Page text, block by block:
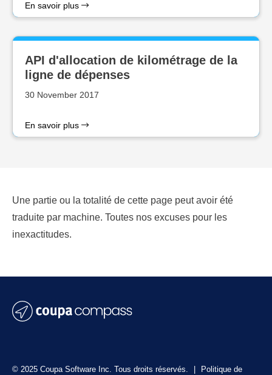
En savoir plus
API d'allocation de kilométrage de la
ligne de dépenses
30 November 2017
En savoir plus
Une partie ou la totalité de cette page peut avoir été
traduite par machine. Toutes nos excuses pour les
inexactitudes.
© 2025 Coupa Software Inc. Tous droits réservés. Politique de